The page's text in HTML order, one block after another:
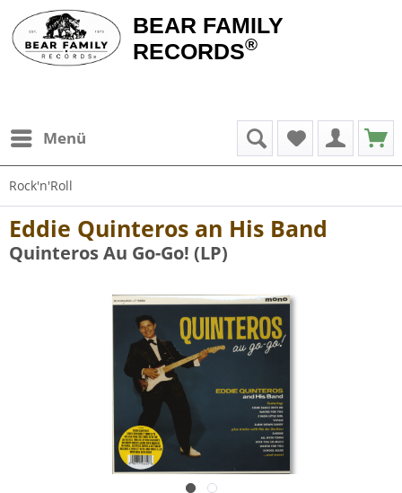
BEAR FAMILY
RECORDS®
Menü
Rock'n'Roll
Eddie Quinteros an His Band
Quinteros Au Go-Go! (LP)